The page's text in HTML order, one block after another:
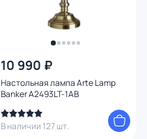
10 990 ₽
Настольная лампа Arte Lamp
Banker A2493LT-1AB
В наличии 127 шт.